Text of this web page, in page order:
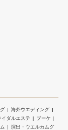
海外ウエディング
イダルエステ
ブーケ
演出・ウエルカムグ